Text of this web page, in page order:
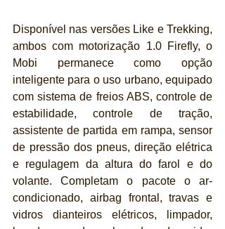
Disponível nas versões Like e Trekking,
ambos com motorização 1.0 Firefly, o
Mobi permanece como opção
inteligente para o uso urbano, equipado
com sistema de freios ABS, controle de
estabilidade, controle de tração,
assistente de partida em rampa, sensor
de pressão dos pneus, direção elétrica
e regulagem da altura do farol e do
volante. Completam o pacote o ar-
condicionado, airbag frontal, travas e
vidros dianteiros elétricos, limpador,